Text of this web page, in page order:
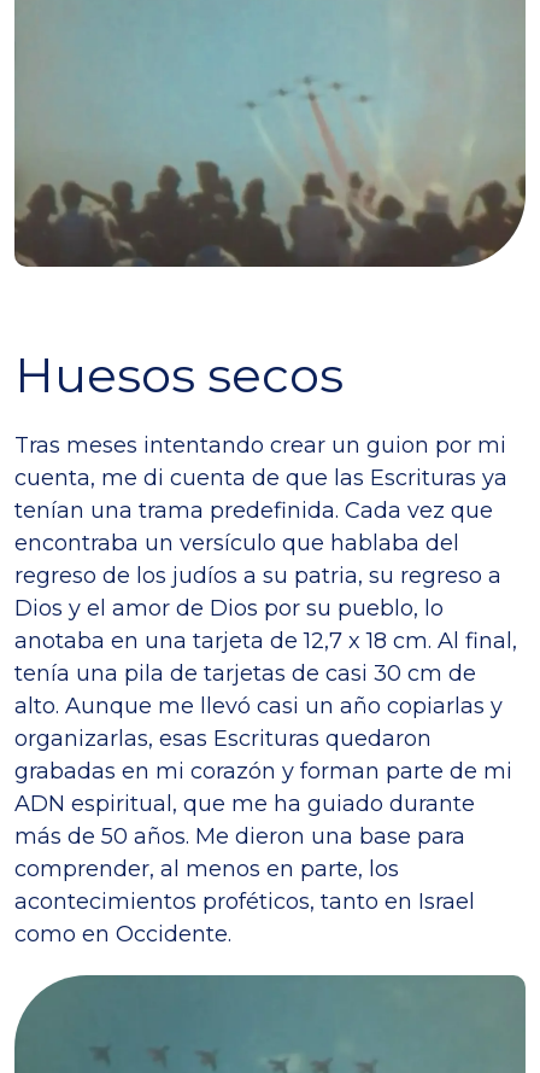
Huesos secos
Tras meses intentando crear un guion por mi
cuenta, me di cuenta de que las Escrituras ya
tenían una trama predefinida. Cada vez que
encontraba un versículo que hablaba del
regreso de los judíos a su patria, su regreso a
Dios y el amor de Dios por su pueblo, lo
anotaba en una tarjeta de 12,7 x 18 cm. Al final,
tenía una pila de tarjetas de casi 30 cm de
alto. Aunque me llevó casi un año copiarlas y
organizarlas, esas Escrituras quedaron
grabadas en mi corazón y forman parte de mi
ADN espiritual, que me ha guiado durante
más de 50 años. Me dieron una base para
comprender, al menos en parte, los
acontecimientos proféticos, tanto en Israel
como en Occidente.